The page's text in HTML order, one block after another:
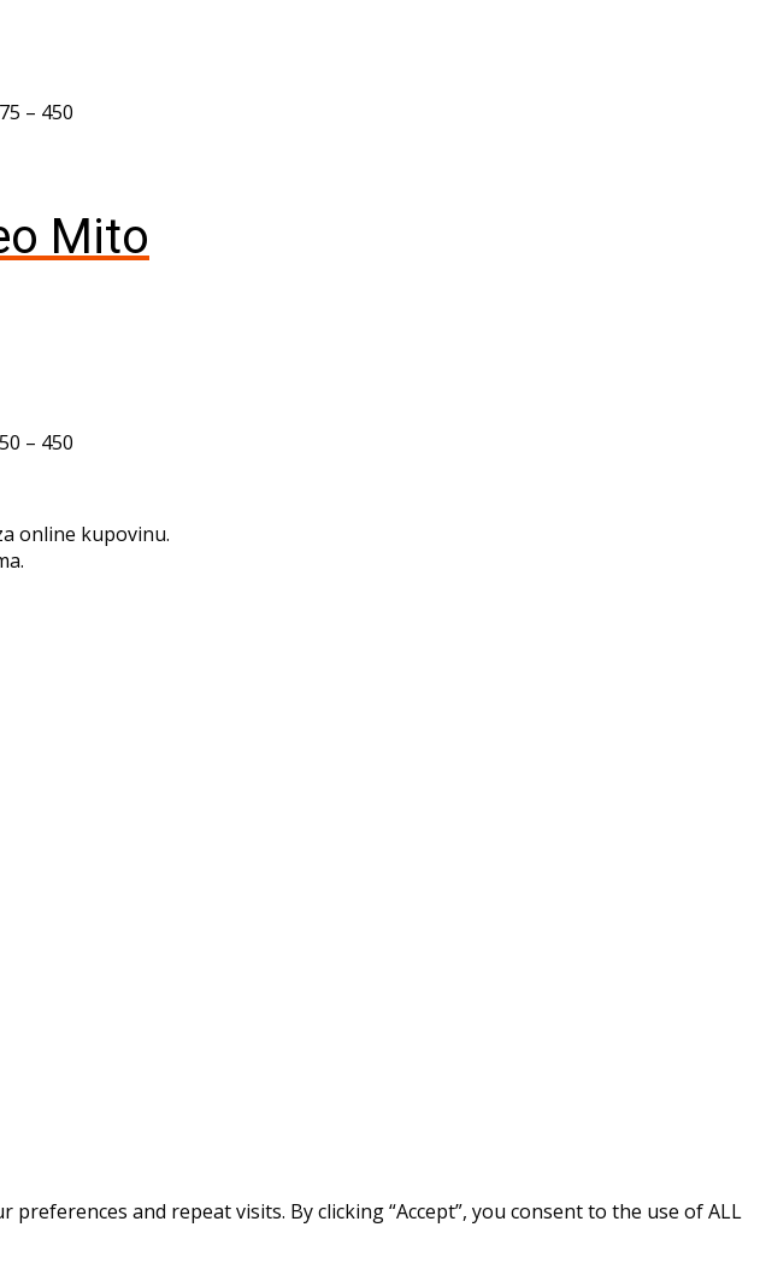
– 450
Mito
– 450
online kupovinu.
and repeat visits. By clicking “Accept”, you consent to the use of ALL